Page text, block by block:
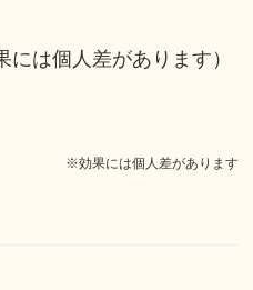
には個人差があります）
※効果には個人差があります